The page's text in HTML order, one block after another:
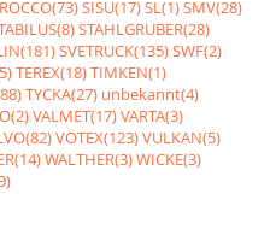
SISU(17)SL(1)SMV(28)
STAHLGRUBER(28)
SVETRUCK(135)SWF(2)
TEREX(18)TIMKEN(1)
TYCKA(27) unbekannt(4)
VALMET(17)VARTA(3)
VOTEX(123)VULKAN(5)
WALTHER(3)WICKE(3)